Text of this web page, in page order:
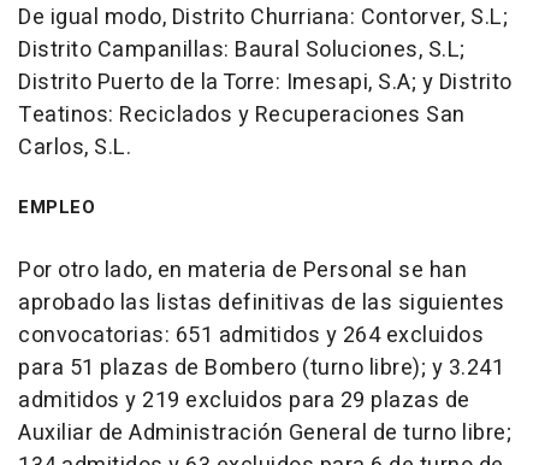
De igual modo, Distrito Churriana: Contorver, S.L;
Distrito Campanillas: Baural Soluciones, S.L;
Distrito Puerto de la Torre: Imesapi, S.A; y Distrito
Teatinos: Reciclados y Recuperaciones San
Carlos, S.L.
EMPLEO
Por otro lado, en materia de Personal se han
aprobado las listas definitivas de las siguientes
convocatorias: 651 admitidos y 264 excluidos
para 51 plazas de Bombero (turno libre); y 3.241
admitidos y 219 excluidos para 29 plazas de
Auxiliar de Administración General de turno libre;